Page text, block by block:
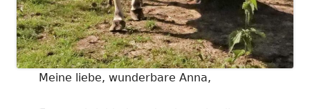
Meine liebe, wunderbare Anna,